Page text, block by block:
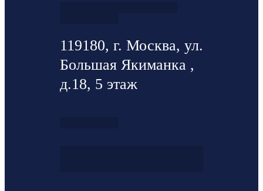
119180, г. Москва, ул.
Большая Якиманка ,
д.18, 5 этаж